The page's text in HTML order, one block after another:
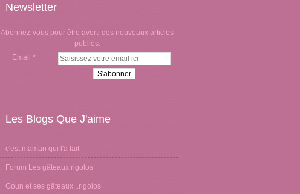
Newsletter
Abonnez-vous pour être averti des nouveaux articles
publiés.
Email
Les Blogs Que J'aime
c'est maman qui l'a fait
Forum Les gâteaux rigolos
Goun et ses gâteaux...rigolos